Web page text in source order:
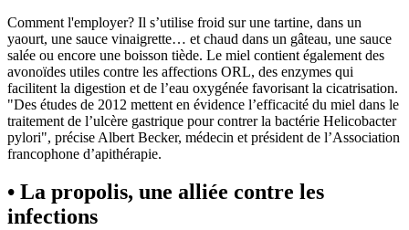
Comment l'employer? Il s’utilise froid sur une tartine, dans un
yaourt, une sauce vinaigrette… et chaud dans un gâteau, une sauce
salée ou encore une boisson tiède. Le miel contient également des
avonoïdes utiles contre les affections ORL, des enzymes qui
facilitent la digestion et de l’eau oxygénée favorisant la cicatrisation.
"Des études de 2012 mettent en évidence l’efficacité du miel dans le
traitement de l’ulcère gastrique pour contrer la bactérie Helicobacter
pylori", précise Albert Becker, médecin et président de l’Association
francophone d’apithérapie.
• La propolis, une alliée contre les
infections